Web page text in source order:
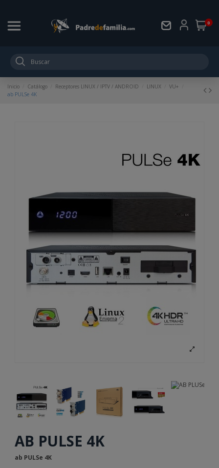
0
Inicio Catálogo Receptores LINUX / IPTV / ANDROID LINUX
VU+
ab PULSe 4K
AB PULSE 4K
ab PULSe 4K